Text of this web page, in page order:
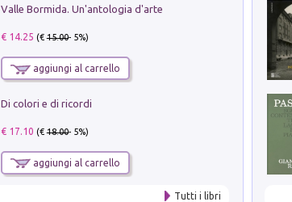
Valle Bormida. Un'antologia d'arte
€ 14.25 (€15.00- 5%)
aggiungi al carrello
Di colori e di ricordi
€ 17.10 (€18.00- 5%)
aggiungi al carrello
Tutti i libri